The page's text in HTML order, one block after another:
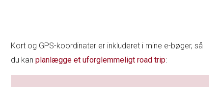
Kort og GPS-koordinater er inkluderet i mine e-bøger, så
du kanplanlægge et uforglemmeligt road trip: